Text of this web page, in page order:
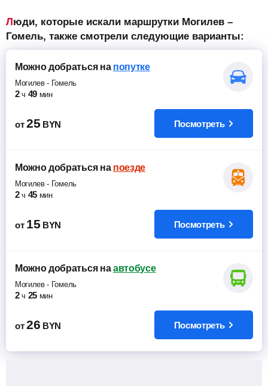
Люди, которые искали маршрутки Могилев –
Гомель, также смотрели следующие варианты:
Можно добратьсяна попутке
Могилев- Гомель
2 ч 49 мин
от 25 BYN Посмотреть
Можно добратьсяна поезде
Могилев- Гомель
2 ч 45 мин
от 15 BYN Посмотреть
Можно добратьсяна автобусе
Могилев- Гомель
2 ч 25 мин
от 26 BYN Посмотреть